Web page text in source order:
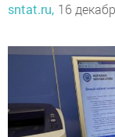
sntat.ru, 16